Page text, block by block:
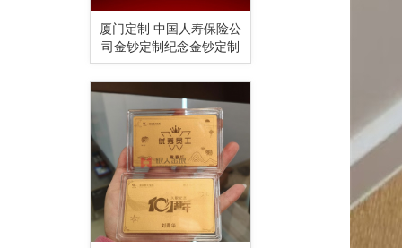
厦门定制 中国人寿保险公
司金钞定制纪念金钞定制